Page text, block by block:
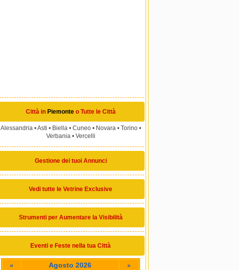
Città in Piemonteo Tutte le Città
Alessandria•Asti • Biella• Cuneo• Novara• Torino•
Verbania• Vercelli
Gestione dei tuoi Annunci
Vedi tutte le Vetrine Exclusive
Strumenti per Aumentare la Visibilità
Eventi e Feste nella tua Città
« Agosto 2026 »